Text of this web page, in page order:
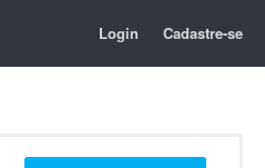
Login Cadastre-se